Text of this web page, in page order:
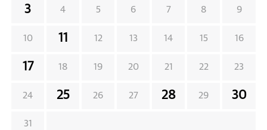
3 4 5 6 7 8 9
10 11 12 13 14 15 16
17 18 19 20 21 22 23
24 25 26 27 28 29 30
31